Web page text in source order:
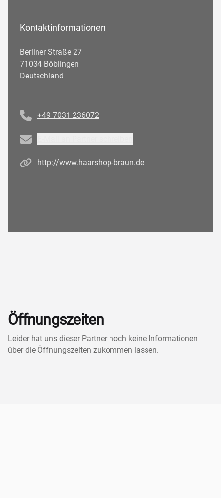
Kontaktinformationen
Berliner Straße 27
71034 Böblingen
Deutschland
+49 7031 236072
Email
Homepagehttp://www.haarshop-braun.de
Öffnungszeiten
Leider hat uns dieser Partner noch keine Informationen
über die Öffnungszeiten zukommen lassen.